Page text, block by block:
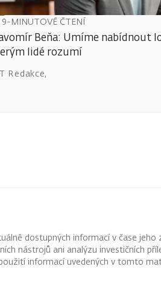
9-MINUTOVÉ ČTENÍ
Beňa: Umíme nabídnout
lidé rozumí
Redakce,
dostupných informací v čase
nástrojů ani analýzu investičních
informací uvedených v tomto